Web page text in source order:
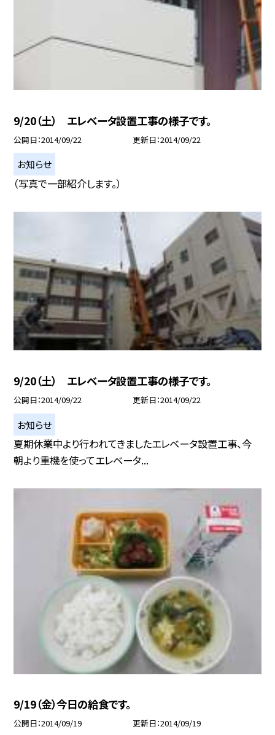
9/20（土） エレベータ設置工事の様子です。
公開日 2014/09/22 更新日 2014/09/22
お知らせ
（写真で一部紹介します。）
9/20（土） エレベータ設置工事の様子です。
公開日 2014/09/22 更新日 2014/09/22
お知らせ
夏期休業中より行われてきましたエレベータ設置工事、今
朝より重機を使ってエレベータ...
9/19（金）今日の給食です。
公開日 2014/09/19 更新日 2014/09/19